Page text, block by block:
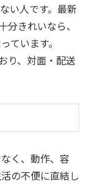
い人です。最新
きれいなら、
ています。
り、対面・配送
く、動作、容
の不便に直結し